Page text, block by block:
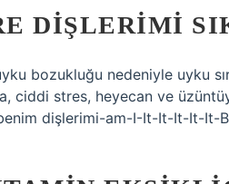
DIŞLERIMI
bozukluğu nedeniyle uyku
ciddi stres, heyecan ve
dişlerimi-am-I-It-It-It-It-It-